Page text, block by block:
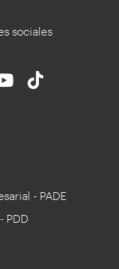
sociales
- PADE
PDD